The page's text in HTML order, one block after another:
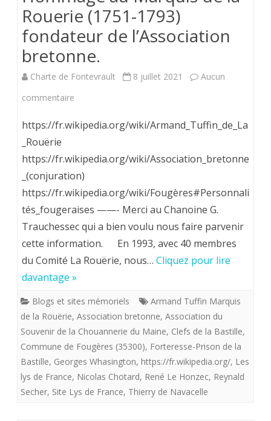
Rouerie (1751-1793)
fondateur de l’Association
bretonne.
Charte de Fontevrault 8 juillet 2021
Aucun
commentaire
Marquis
de
Rouerie
(1751-
1793)
l’Association
bretonne.
https://fr.wikipedia.org/wiki/Armand_Tuffin_de_La
_Rouërie
https://fr.wikipedia.org/wiki/Association_bretonne
_(conjuration)
https://fr.wikipedia.org/wiki/Fougères#Personnali
tés_fougeraises ——- Merci au Chanoine G.
Trauchessec qui a bien voulu nous faire parvenir
cette information. En 1993, avec 40 membres
du Comité La Rouërie, nous… Cliquez pour lire
davantage »
Blogs et sites mémoriels
Armand Tuffin Marquis
de la Rouërie, Association bretonne, Association du
Souvenir de la Chouannerie du Maine, Clefs de la Bastille,
Commune de Fougères (35300), Forteresse-Prison de la
Bastille, Georges Whasington, https://fr.wikipedia.org/, Les
lys de France, Nicolas Chotard, René Le Honzec, Reynald
Secher, Site Lys de France, Thierry de Navacelle